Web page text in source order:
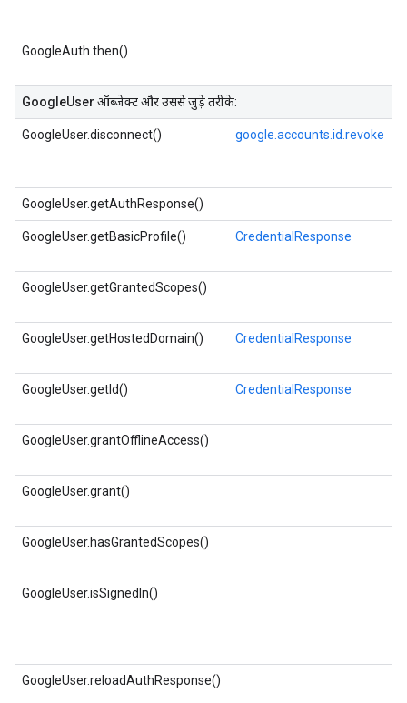
GoogleAuth.then()
GoogleUser ऑब्जेक्ट और उससे जुड़े तरीके:
GoogleUser.disconnect() google.accounts.id.revoke
GoogleUser.getAuthResponse()
GoogleUser.getBasicProfile() CredentialResponse
GoogleUser.getGrantedScopes()
GoogleUser.getHostedDomain() CredentialResponse
GoogleUser.getId() CredentialResponse
GoogleUser.grantOfflineAccess()
GoogleUser.grant()
GoogleUser.hasGrantedScopes()
GoogleUser.isSignedIn()
GoogleUser.reloadAuthResponse()